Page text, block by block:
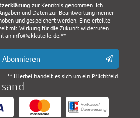
zur Kenntnis genommen. Ich
und Daten zur Beantwortung meiner
und gespeichert werden. Eine erteilte
mit Wirkung für die Zukunft widerrufen
an info@akkuteile.de.**
Abonnieren
** Hierbei handelt es sich um ein Pflichtfeld.